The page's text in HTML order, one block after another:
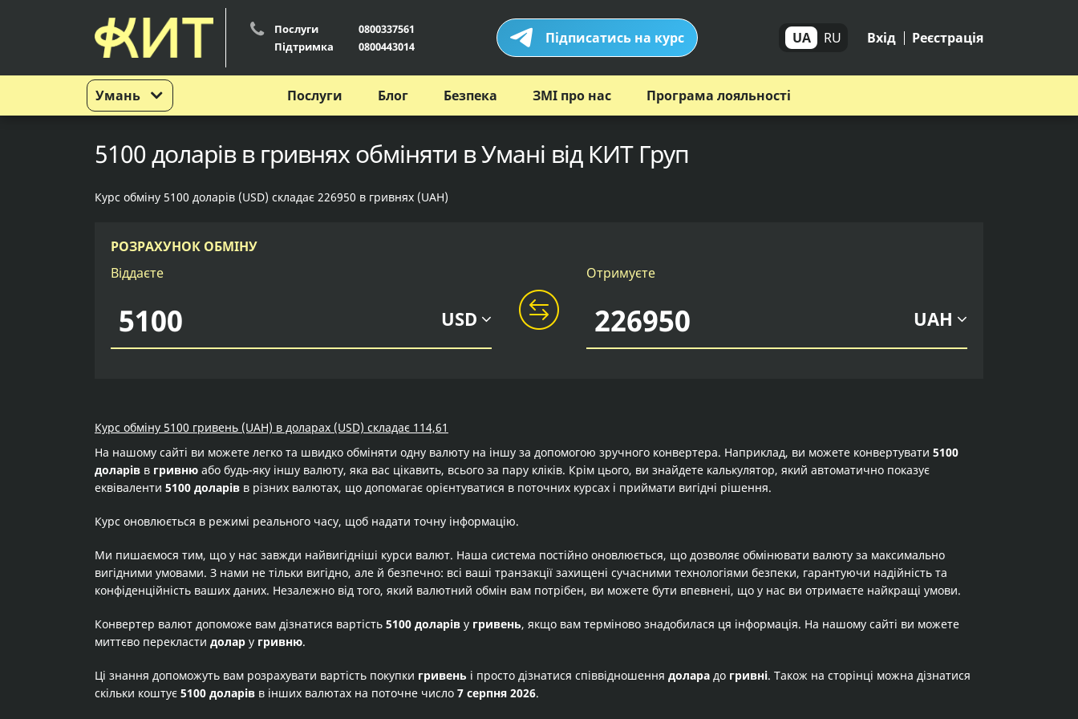
Умань
Послуги
0800337561
Підтримка
0800443014 Підписатись на курс UA RU Вхід Реєстрація
Послуги Блог Безпека ЗМІ про нас Програма лояльності
5100 доларів в гривнях обміняти в Умані від КИТ Груп
Курс обміну 5100 доларів (USD) складає 226950 в гривнях (UAH)
РОЗРАХУНОК ОБМІНУ
Віддаєте
USD
Отримуєте
UAH
Курс обміну 5100 гривень (UAH) в доларах (USD) складає 114,61
На нашому сайті ви можете легко та швидко обміняти одну валюту на іншу за допомогою зручного конвертера. Наприклад, ви можете конвертувати 5100
доларів в гривню або будь-яку іншу валюту, яка вас цікавить, всього за пару кліків. Крім цього, ви знайдете калькулятор, який автоматично показує
еквіваленти 5100 доларів в різних валютах, що допомагає орієнтуватися в поточних курсах і приймати вигідні рішення.
Курс оновлюється в режимі реального часу, щоб надати точну інформацію.
Ми пишаємося тим, що у нас завжди найвигідніші курси валют. Наша система постійно оновлюється, що дозволяє обмінювати валюту за максимально
вигідними умовами. З нами не тільки вигідно, але й безпечно: всі ваші транзакції захищені сучасними технологіями безпеки, гарантуючи надійність та
конфіденційність ваших даних. Незалежно від того, який валютний обмін вам потрібен, ви можете бути впевнені, що у нас ви отримаєте найкращі умови.
Конвертер валют допоможе вам дізнатися вартість 5100 доларів у гривень, якщо вам терміново знадобилася ця інформація. На нашому сайті ви можете
миттєво перекласти долар у гривню.
Ці знання допоможуть вам розрахувати вартість покупки гривень і просто дізнатися співвідношення долара до гривні. Також на сторінці можна дізнатися
скільки коштує 5100 доларів в інших валютах на поточне число 7 серпня 2026.